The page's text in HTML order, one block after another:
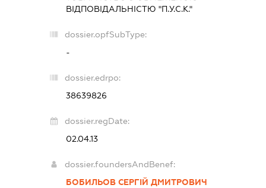
ВІДПОВІДАЛЬНІСТЮ "П.У.С.К."
dossier.opfSubType:
-
dossier.edrpo:
38639826
dossier.regDate:
02.04.13
dossier.foundersAndBenef:
БОБИЛЬОВ СЕРГІЙ ДМИТРОВИЧ